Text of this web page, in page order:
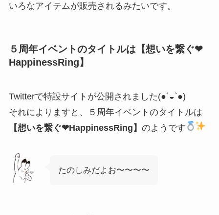
いろなアイテムが販売されるみたいです。
５周年イベントのタイトルは【想いを繋ぐ❤︎
HappinessRing】
Twitterで特設サイトが公開されました(●´◒`●)
それによりますと、５周年イベントのタイトルは
【想いを繋ぐ❤︎HappinessRing】 のようです
たのしみだよお〜〜〜〜